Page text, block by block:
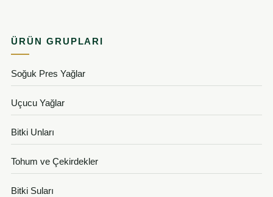
ÜRÜN GRUPLARI
Soğuk Pres Yağlar
Uçucu Yağlar
Bitki Unları
Tohum ve Çekirdekler
Bitki Suları